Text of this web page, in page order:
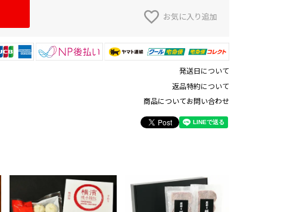
お気に入り追加
発送日について
返品特約について
商品についてお問い合わせ